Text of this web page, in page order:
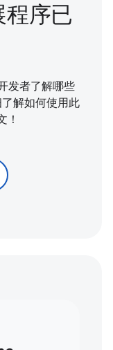
序已
发者了解哪些
解如何使用此
！